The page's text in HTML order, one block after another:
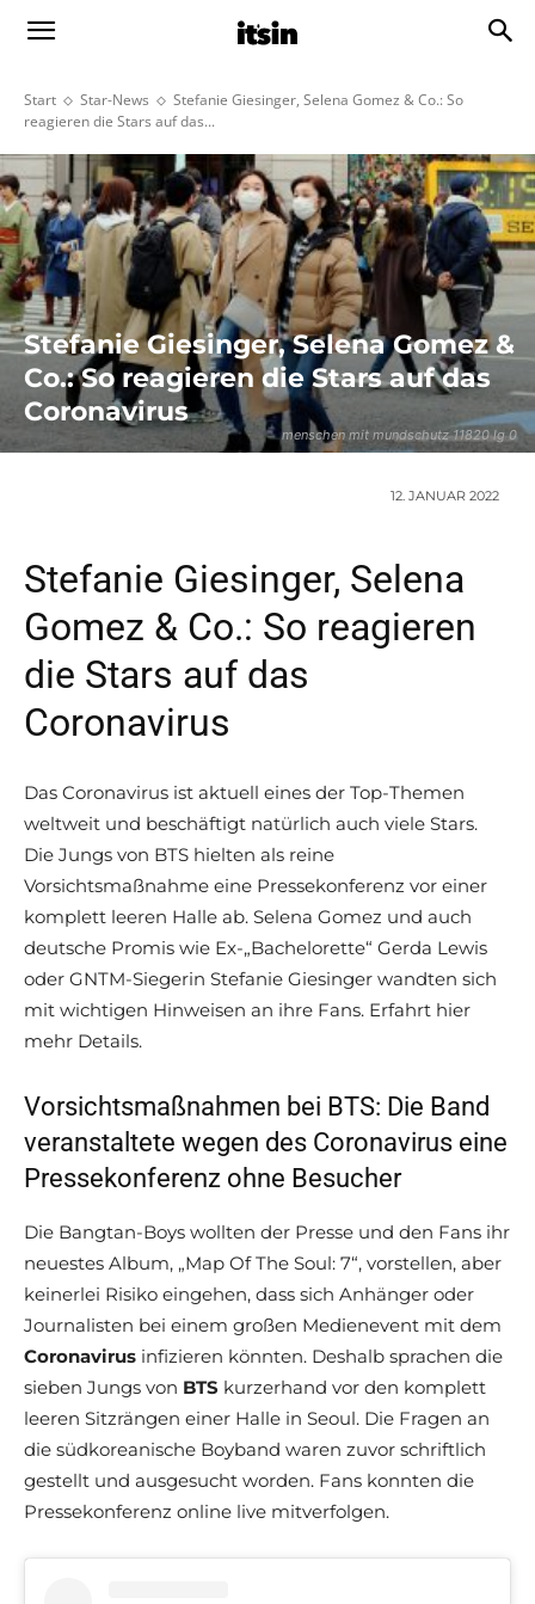
Start Star-News
Stefanie Giesinger, Selena Gomez & Co.: So
reagieren die Stars auf das...
menschen mit mundschutz 11820 lg 0
Stefanie Giesinger, Selena Gomez &
Co.: So reagieren die Stars auf das
Coronavirus
12. JANUAR 2022
Stefanie Giesinger, Selena
Gomez & Co.: So reagieren
die Stars auf das
Coronavirus
Das Coronavirus ist aktuell eines der Top-Themen
weltweit und beschäftigt natürlich auch viele Stars.
Die Jungs von BTS hielten als reine
Vorsichtsmaßnahme eine Pressekonferenz vor einer
komplett leeren Halle ab. Selena Gomez und auch
deutsche Promis wie Ex-„Bachelorette“ Gerda Lewis
oder GNTM-Siegerin Stefanie Giesinger wandten sich
mit wichtigen Hinweisen an ihre Fans. Erfahrt hier
mehr Details.
Vorsichtsmaßnahmen bei BTS: Die Band
veranstaltete wegen des Coronavirus eine
Pressekonferenz ohne Besucher
Die Bangtan-Boys wollten der Presse und den Fans ihr
neuestes Album, „Map Of The Soul: 7“, vorstellen, aber
keinerlei Risiko eingehen, dass sich Anhänger oder
Journalisten bei einem großen Medienevent mit dem
Coronavirus infizieren könnten. Deshalb sprachen die
sieben Jungs von BTS kurzerhand vor den komplett
leeren Sitzrängen einer Halle in Seoul. Die Fragen an
die südkoreanische Boyband waren zuvor schriftlich
gestellt und ausgesucht worden. Fans konnten die
Pressekonferenz online live mitverfolgen.